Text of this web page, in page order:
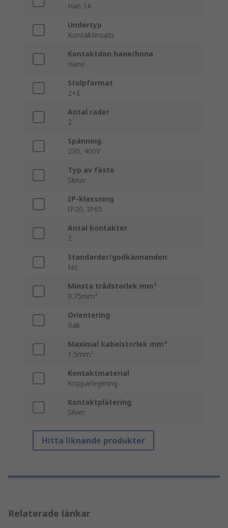
Han 1A
Undertyp
Kontaktinsats
Kontaktdon hane/hona
Hane
Stolpformat
2+E
Antal rader
2
Spänning
230, 400V
Typ av fäste
Skruv
IP-klassning
IP20, IP65
Antal kontakter
2
Standarder/godkännanden
No
Minsta trådstorlek mm²
0.75mm²
Orientering
Rak
Maximal kabelstorlek mm²
1.5mm²
Kontaktmaterial
Kopparlegering
Kontaktplätering
Silver
Hitta liknande produkter
Relaterade länkar